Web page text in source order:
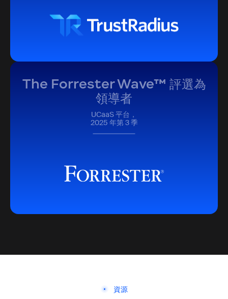
The Forrester Wave™ 評選為
領導者
UCaaS 平台，
2025 年第 3 季
資源